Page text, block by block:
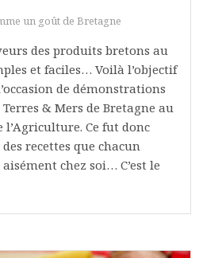
un goût de Bretagne
des produits bretons au
et faciles… Voilà l’objectif
de démonstrations
& Mers de Bretagne au
Ce fut donc
recettes que chacun
chez soi… C’est le